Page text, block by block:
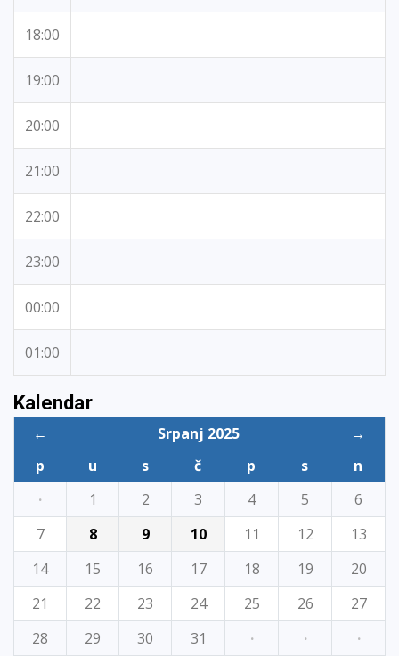
18:00
19:00
20:00
21:00
22:00
23:00
00:00
01:00
Kalendar
← Srpanj 2025
→
p
u s č p s
n
·
1 2 3 4 5
6
7
8 9 10 11 12
13
14
15 16 17 18 19
20
21
22 23 24 25 26
27
28
29 30 31 · · ·